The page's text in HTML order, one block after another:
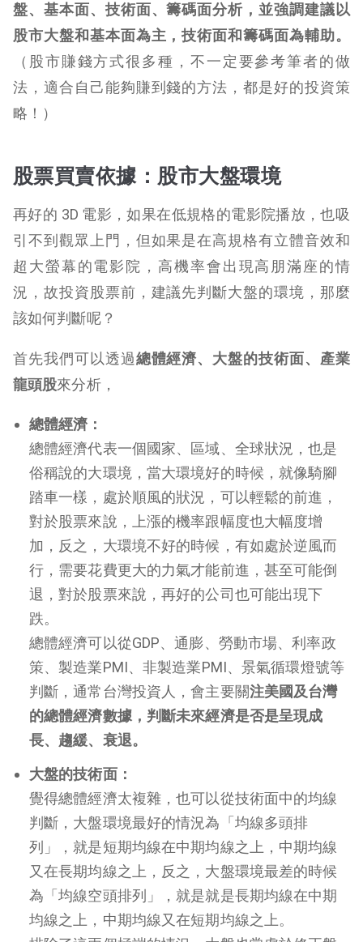
盤、基本面、技術面、籌碼面分析，並強調建議以
股市大盤和基本面為主，技術面和籌碼面為輔助。
（股市賺錢方式很多種，不一定要參考筆者的做
法，適合自己能夠賺到錢的方法，都是好的投資策
略！）
股票買賣依據：股市大盤環境
再好的 3D 電影，如果在低規格的電影院播放，也吸
引不到觀眾上門，但如果是在高規格有立體音效和
超大螢幕的電影院，高機率會出現高朋滿座的情
況，故投資股票前，建議先判斷大盤的環境，那麼
該如何判斷呢？
首先我們可以透過總體經濟、大盤的技術面、產業
龍頭股來分析，
總體經濟：
總體經濟代表一個國家、區域、全球狀況，也是
俗稱說的大環境，當大環境好的時候，就像騎腳
踏車一樣，處於順風的狀況，可以輕鬆的前進，
對於股票來說，上漲的機率跟幅度也大幅度增
加，反之，大環境不好的時候，有如處於逆風而
行，需要花費更大的力氣才能前進，甚至可能倒
退，對於股票來說，再好的公司也可能出現下
跌。
總體經濟可以從GDP、通膨、勞動市場、利率政
策、製造業PMI、非製造業PMI、景氣循環燈號等
判斷，通常台灣投資人，會主要關注美國及台灣
的總體經濟數據，判斷未來經濟是否是呈現成
長、趨緩、衰退。
大盤的技術面：
覺得總體經濟太複雜，也可以從技術面中的均線
判斷，大盤環境最好的情況為「均線多頭排
列」，就是短期均線在中期均線之上，中期均線
又在長期均線之上，反之，大盤環境最差的時候
為「均線空頭排列」，就是就是長期均線在中期
均線之上，中期均線又在短期均線之上。